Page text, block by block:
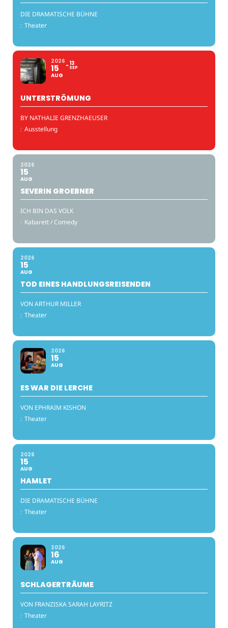
DIE DRAMATISCHE BÜHNE
: Theater
2026
15
AUG
13
SEP
UNTERSTRÖMUNG
BY NATHALIE GRENZHAEUSER
: Ausstellung
2026
15
AUG
SEVERIN GROEBNER
ICH BIN DAS VOLK
: Kabarett / Comedy
2026
15
AUG
TOD EINES HANDLUNGSREISENDEN
VON ARTHUR MILLER
: Theater
2026
15
AUG
ES WAR DIE LERCHE
VON EPHRAIM KISHON
: Theater
2026
15
AUG
HAMLET
DIE DRAMATISCHE BÜHNE
: Theater
2026
16
AUG
SCHLAGERTRÄUME
VON FRANZISKA SARAH LAYRITZ
: Theater